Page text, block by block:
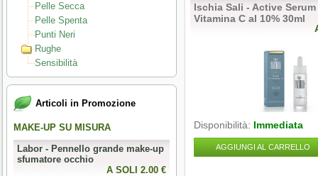
Pelle Secca
Pelle Spenta
Punti Neri
Rughe
Sensibilità
Articoli in Promozione
MAKE-UP SU MISURA
Labor - Pennello grande make-up
sfumatore occhio
A SOLI 2.00 €
PERFECT NAILS
Mesauda - MNP Crumpled Foil -
Foil metallici per nail art
Ischia Sali - Active Serum
Vitamina C al 10% 30ml
Disponibilità: Immediata
AGGIUNGI AL CARRELLO